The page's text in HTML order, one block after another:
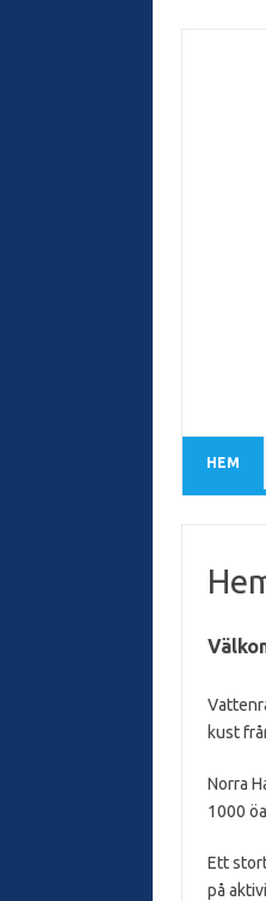
HEM
kust
Norra
1000
Ett
på